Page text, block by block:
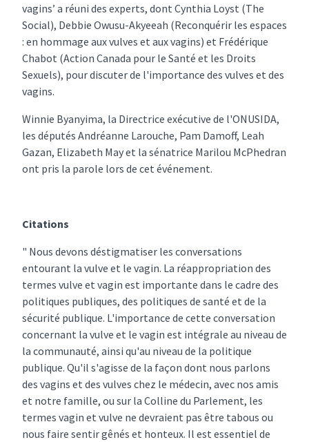
vagins’ a réuni des experts, dont Cynthia Loyst (The
Social), Debbie Owusu-Akyeeah (Reconquérir les espaces
: en hommage aux vulves et aux vagins) et Frédérique
Chabot (Action Canada pour le Santé et les Droits
Sexuels), pour discuter de l'importance des vulves et des
vagins.
Winnie Byanyima, la Directrice exécutive de l'ONUSIDA,
les députés Andréanne Larouche, Pam Damoff, Leah
Gazan, Elizabeth May et la sénatrice Marilou McPhedran
ont pris la parole lors de cet événement.
Citations
" Nous devons déstigmatiser les conversations
entourant la vulve et le vagin. La réappropriation des
termes vulve et vagin est importante dans le cadre des
politiques publiques, des politiques de santé et de la
sécurité publique. L'importance de cette conversation
concernant la vulve et le vagin est intégrale au niveau de
la communauté, ainsi qu'au niveau de la politique
publique. Qu'il s'agisse de la façon dont nous parlons
des vagins et des vulves chez le médecin, avec nos amis
et notre famille, ou sur la Colline du Parlement, les
termes vagin et vulve ne devraient pas être tabous ou
nous faire sentir gênés et honteux. Il est essentiel de